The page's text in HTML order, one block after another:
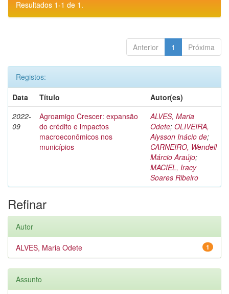
Resultados 1-1 de 1.
Anterior 1 Próxima
Registos:
Data
Título
Autor(es)
2022-
09
Agroamigo Crescer: expansão
do crédito e impactos
macroeconômicos nos
municípios
ALVES, Maria
Odete; OLIVEIRA,
Alysson Inácio de;
CARNEIRO, Wendell
Márcio Araújo;
MACIEL, Iracy
Soares Ribeiro
Refinar
Autor
1
ALVES, Maria Odete
Assunto